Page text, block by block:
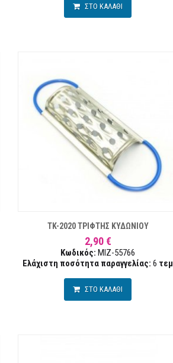
ΣΤΟ ΚΑΛΑΘΙ
TK-2020 ΤΡΙΦΤΗΣ ΚΥΔΩΝΙΟΥ
2,90 €
Κωδικός: MIZ-55766
Ελάχιστη ποσότητα παραγγελίας: 6 τεμ
ΣΤΟ ΚΑΛΑΘΙ